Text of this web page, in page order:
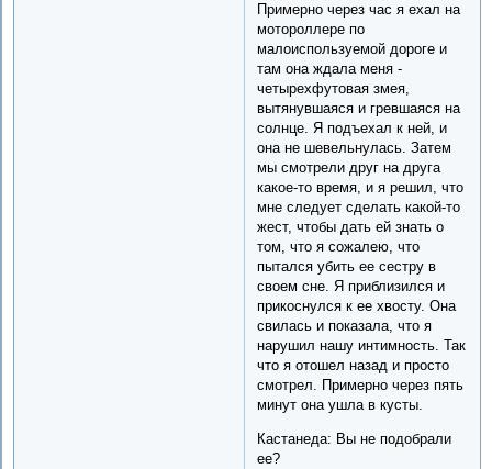
Примерно через час я ехал на
мотороллере по
малоиспользуемой дороге и
там она ждала меня -
четырехфутовая змея,
вытянувшаяся и гревшаяся на
солнце. Я подъехал к ней, и
она не шевельнулась. Затем
мы смотрели друг на друга
какое-то время, и я решил, что
мне следует сделать какой-то
жест, чтобы дать ей знать о
том, что я сожалею, что
пытался убить ее сестру в
своем сне. Я приблизился и
прикоснулся к ее хвосту. Она
свилась и показала, что я
нарушил нашу интимность. Так
что я отошел назад и просто
смотрел. Примерно через пять
минут она ушла в кусты.
Кастанеда: Вы не подобрали
ее?